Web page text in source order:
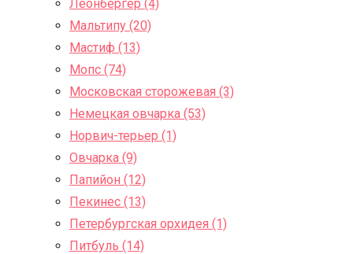
Леонбергер (4)
Мальтипу (20)
Мастиф (13)
Мопс (74)
Московская сторожевая (3)
Немецкая овчарка (53)
Норвич-терьер (1)
Овчарка (9)
Папийон (12)
Пекинес (13)
Петербургская орхидея (1)
Питбуль (14)